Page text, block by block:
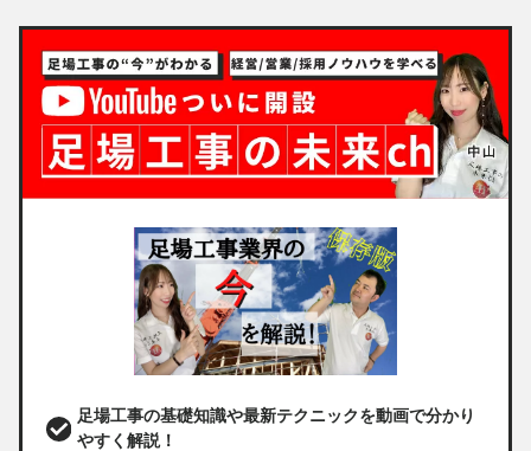
足場工事の基礎知識や最新テクニックを動画で分かり
やすく解説！